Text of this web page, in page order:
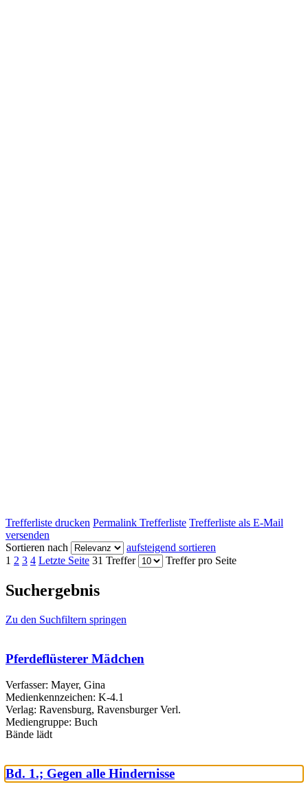
Trefferliste drucken Permalink Trefferliste Trefferliste als E-Mail
versenden
Sortieren nach
aufsteigend sortieren
1 2 3 4 Letzte Seite 31 Treffer Treffer pro Seite
Suchergebnis
Zu den Suchfiltern springen
Pferdeflüsterer Mädchen
Verfasser: Mayer, Gina
Medienkennzeichen: K-4.1
Verlag: Ravensburg, Ravensburger Verl.
Mediengruppe: Buch
Bände lädt
Bd. 1.; Gegen alle Hindernisse